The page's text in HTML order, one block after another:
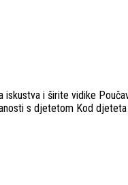
i širite vidike
s djetetom Kod